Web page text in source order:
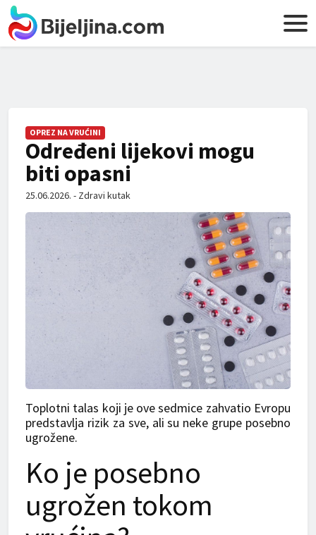
OPREZ NA VRUĆINI
Određeni lijekovi mogu
biti opasni
25.06.2026. - Zdravi kutak
Toplotni talas koji je ove sedmice zahvatio Evropu
predstavlja rizik za sve, ali su neke grupe posebno
ugrožene.
Ko je posebno
ugrožen tokom